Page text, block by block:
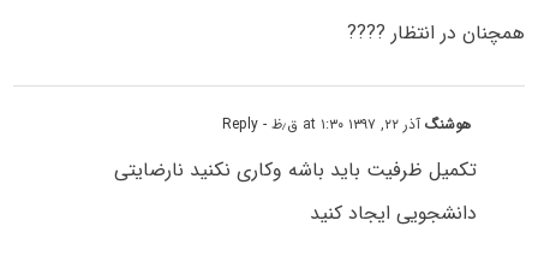
همچنان در انتظار ????
هوشنگآذر ۲۲, ۱۳۹۷ at ۱:۳۰ ق٫ظ - Reply
تکمیل ظرفیت باید باشه وکاری نکنید نارضایتی
دانشجویی ایجاد کنید